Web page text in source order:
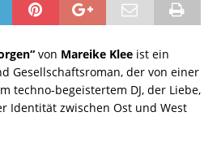
von Mareike Klee ist ein
Gesellschaftsroman, der von einer
techno-begeistertem DJ, der Liebe,
Identität zwischen Ost und West